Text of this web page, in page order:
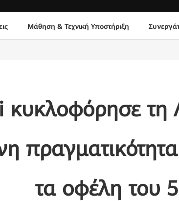
Μάθηση & Τεχνική Υποστήριξη
τη
τα οφέλη του